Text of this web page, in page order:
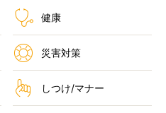
健康
災害対策
しつけ/マナー